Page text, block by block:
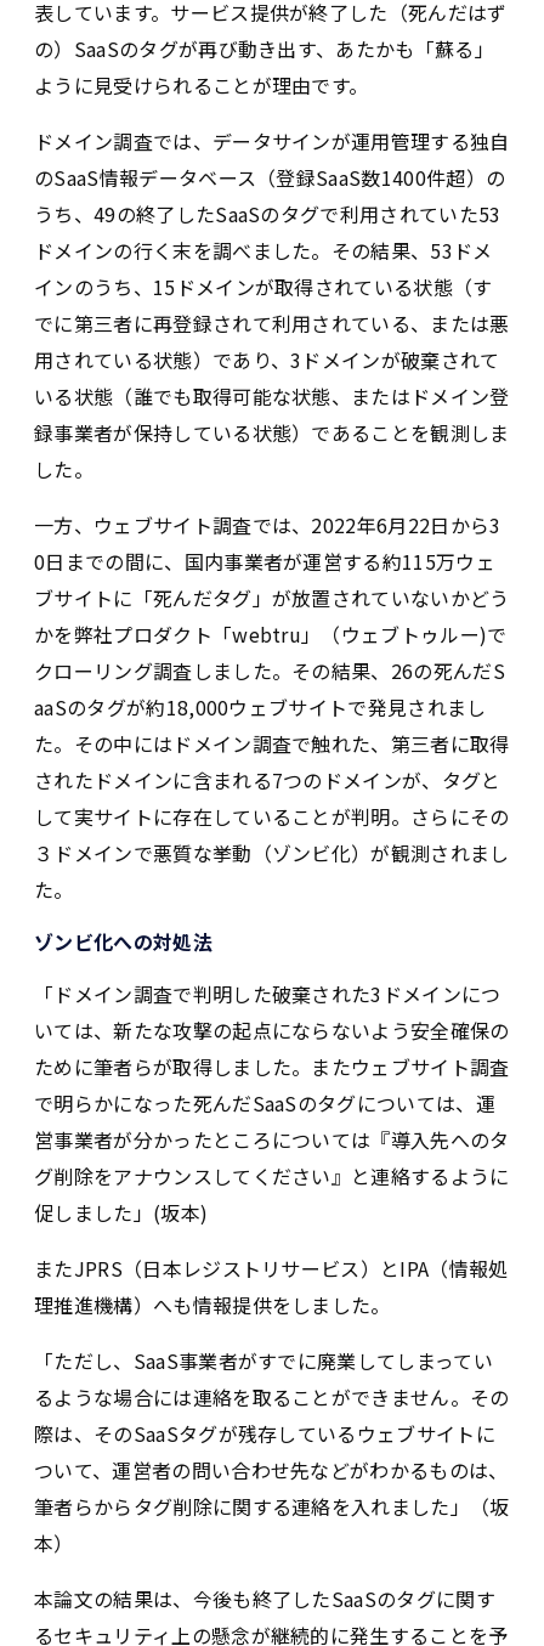
表しています。サービス提供が終了した（死んだはず
の）SaaSのタグが再び動き出す、あたかも「蘇る」
ように見受けられることが理由です。
ドメイン調査では、データサインが運用管理する独自
のSaaS情報データベース（登録SaaS数1400件超）の
うち、49の終了したSaaSのタグで利用されていた53
ドメインの行く末を調べました。その結果、53ドメ
インのうち、15ドメインが取得されている状態（す
でに第三者に再登録されて利用されている、または悪
用されている状態）であり、3ドメインが破棄されて
いる状態（誰でも取得可能な状態、またはドメイン登
録事業者が保持している状態）であることを観測しま
した。
一方、ウェブサイト調査では、2022年6月22日から3
0日までの間に、国内事業者が運営する約115万ウェ
ブサイトに「死んだタグ」が放置されていないかどう
かを弊社プロダクト「webtru」（ウェブトゥルー)で
クローリング調査しました。その結果、26の死んだS
aaSのタグが約18,000ウェブサイトで発見されまし
た。その中にはドメイン調査で触れた、第三者に取得
されたドメインに含まれる7つのドメインが、タグと
して実サイトに存在していることが判明。さらにその
３ドメインで悪質な挙動（ゾンビ化）が観測されまし
た。
ゾンビ化への対処法
「ドメイン調査で判明した破棄された3ドメインにつ
いては、新たな攻撃の起点にならないよう安全確保の
ために筆者らが取得しました。またウェブサイト調査
で明らかになった死んだSaaSのタグについては、運
営事業者が分かったところについては『導入先へのタ
グ削除をアナウンスしてください』と連絡するように
促しました」(坂本)
またJPRS（日本レジストリサービス）とIPA（情報処
理推進機構）へも情報提供をしました。
「ただし、SaaS事業者がすでに廃業してしまってい
るような場合には連絡を取ることができません。その
際は、そのSaaSタグが残存しているウェブサイトに
ついて、運営者の問い合わせ先などがわかるものは、
筆者らからタグ削除に関する連絡を入れました」（坂
本）
本論文の結果は、今後も終了したSaaSのタグに関す
るセキュリティ上の懸念が継続的に発生することを予